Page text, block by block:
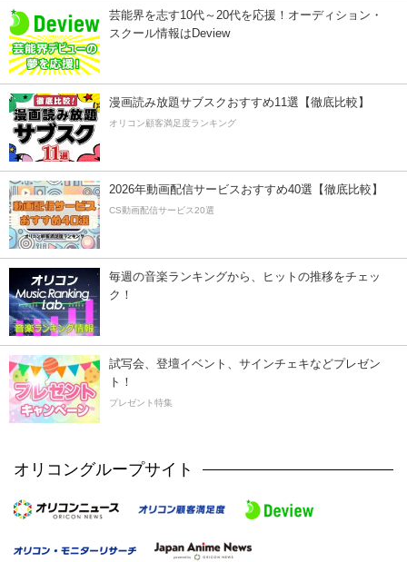
芸能界を志す10代～20代を応援！オーディション・
スクール情報はDeview
漫画読み放題サブスクおすすめ11選【徹底比較】
オリコン顧客満足度ランキング
2026年動画配信サービスおすすめ40選【徹底比較】
CS動画配信サービス20選
毎週の音楽ランキングから、ヒットの推移をチェッ
ク！
試写会、登壇イベント、サインチェキなどプレゼン
ト！
プレゼント特集
オリコングループサイト